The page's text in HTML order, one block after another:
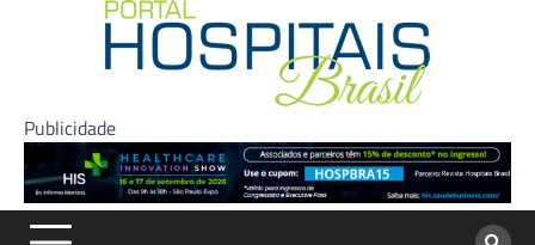
Publicidade